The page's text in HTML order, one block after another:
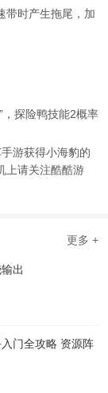
带时产生拖尾，加
，探险鸭技能2概率
游获得小海豹的
上请关注酷酷游
更多 +
出
入门全攻略 资源阵